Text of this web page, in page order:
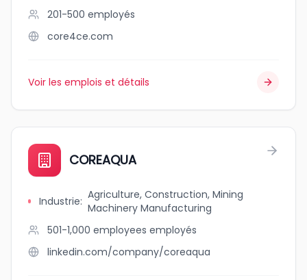
201-500 employés
core4ce.com
Voir les emplois et détails
COREAQUA
Industrie: Agriculture, Construction, Mining
Machinery Manufacturing
501-1,000 employees employés
linkedin.com/company/coreaqua